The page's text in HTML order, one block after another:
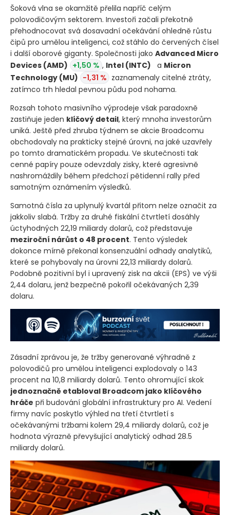
Šoková vlna se okamžitě přelila napříč celým
polovodičovým sektorem. Investoři začali překotně
přehodnocovat svá dosavadní očekávání ohledně růstu
čipů pro umělou inteligenci, což stáhlo do červených čísel
i další oborové giganty. Společnosti jako Advanced Micro
Devices (AMD) +1,50 % , Intel (INTC) a Micron
Technology (MU) -1,31 % zaznamenaly citelné ztráty,
zatímco trh hledal pevnou půdu pod nohama.
Rozsah tohoto masivního výprodeje však paradoxně
zastiňuje jeden klíčový detail, který mnoha investorům
uniká. Ještě před zhruba týdnem se akcie Broadcomu
obchodovaly na prakticky stejné úrovni, na jaké uzavřely
po tomto dramatickém propadu. Ve skutečnosti tak
cenné papíry pouze odevzdaly zisky, které agresivně
nashromáždily během předchozí pětidenní rally před
samotným oznámením výsledků.
Samotná čísla za uplynulý kvartál přitom nelze označit za
jakkoliv slabá. Tržby za druhé fiskální čtvrtletí dosáhly
úctyhodných 22,19 miliardy dolarů, což představuje
meziroční nárůst o 48 procent. Tento výsledek
dokonce mírně překonal konsenzuální odhady analytiků,
které se pohybovaly na úrovni 22,13 miliardy dolarů.
Podobně pozitivní byl i upravený zisk na akcii (EPS) ve výši
2,44 dolaru, jenž bezpečně pokořil očekávaných 2,39
dolaru.
Zásadní zprávou je, že tržby generované výhradně z
polovodičů pro umělou inteligenci explodovaly o 143
procent na 10,8 miliardy dolarů. Tento ohromující skok
jednoznačně etabloval Broadcom jako klíčového
hráče při budování globální infrastruktury pro AI. Vedení
firmy navíc poskytlo výhled na třetí čtvrtletí s
očekávanými tržbami kolem 29,4 miliardy dolarů, což je
hodnota výrazně převyšující analytický odhad 28.5
miliardy dolarů.